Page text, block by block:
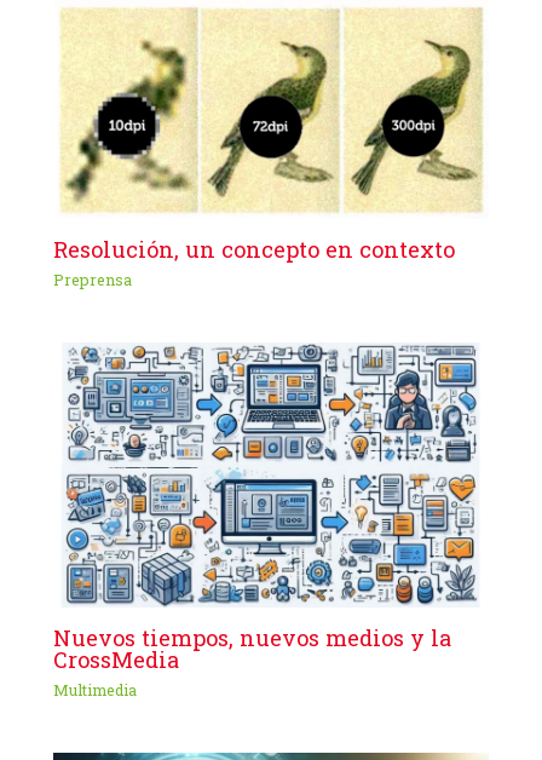
Resolución, un concepto en contexto
Preprensa
Nuevos tiempos, nuevos medios y la
CrossMedia
Multimedia